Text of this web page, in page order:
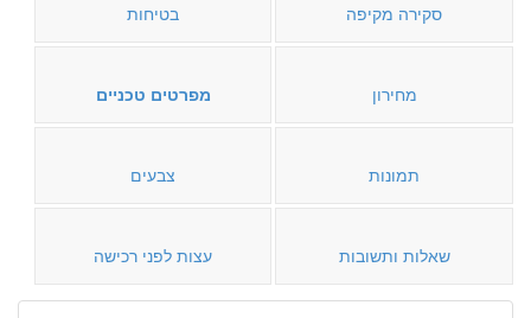
סקירה מקיפה בטיחות
מחירון מפרטים טכניים
תמונות צבעים
שאלות ותשובות עצות לפני רכישה